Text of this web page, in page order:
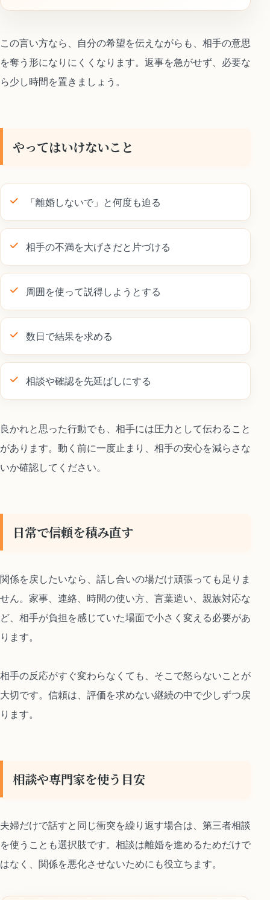
この言い方なら、自分の希望を伝えながらも、相手の意思
を奪う形になりにくくなります。返事を急がせず、必要な
ら少し時間を置きましょう。
やってはいけないこと
「離婚しないで」と何度も迫る
相手の不満を大げさだと片づける
周囲を使って説得しようとする
数日で結果を求める
相談や確認を先延ばしにする
良かれと思った行動でも、相手には圧力として伝わること
があります。動く前に一度止まり、相手の安心を減らさな
いか確認してください。
日常で信頼を積み直す
関係を戻したいなら、話し合いの場だけ頑張っても足りま
せん。家事、連絡、時間の使い方、言葉遣い、親族対応な
ど、相手が負担を感じていた場面で小さく変える必要があ
ります。
相手の反応がすぐ変わらなくても、そこで怒らないことが
大切です。信頼は、評価を求めない継続の中で少しずつ戻
ります。
相談や専門家を使う目安
夫婦だけで話すと同じ衝突を繰り返す場合は、第三者相談
を使うことも選択肢です。相談は離婚を進めるためだけで
はなく、関係を悪化させないためにも役立ちます。